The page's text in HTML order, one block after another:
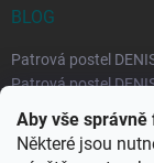
Aby vše správně
Některé jsou
BLOG
Patrová postel
Patrová postel
Rozkládací postele
každodenní spaní